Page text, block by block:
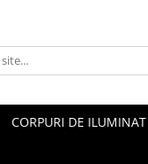
CORPURI DE ILUMINAT